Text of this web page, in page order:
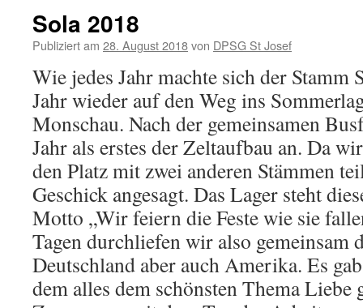
Sola 2018
Publiziert am 28. August 2018von DPSG St Josef
Wie jedes Jahr machte sich der Stamm
Jahr wieder auf den Weg ins
Monschau. Nach der gemeinsamen
Jahr als erstes der Zeltaufbau an. Da
den Platz mit zwei anderen Stämmen
Geschick angesagt. Das Lager steht
Motto „Wir feiern die Feste wie sie
Tagen durchliefen wir also gemeinsam
Deutschland aber auch Amerika. Es
dem alles dem schönsten Thema Liebe